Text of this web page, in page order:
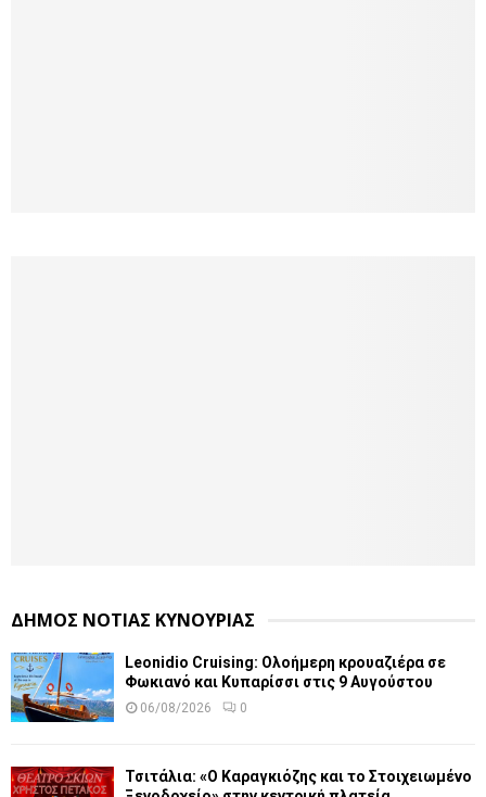
ΔΗΜΟΣ ΝΟΤΙΑΣ ΚΥΝΟΥΡΙΑΣ
Leonidio Cruising: Ολοήμερη κρουαζιέρα σε
Φωκιανό και Κυπαρίσσι στις 9 Αυγούστου
06/08/2026 0
Τσιτάλια: «Ο Καραγκιόζης και το Στοιχειωμένο